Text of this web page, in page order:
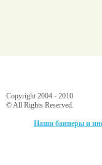
Copyright 2004 - 2010
© All Rights Reserved.
Наши баннеры и